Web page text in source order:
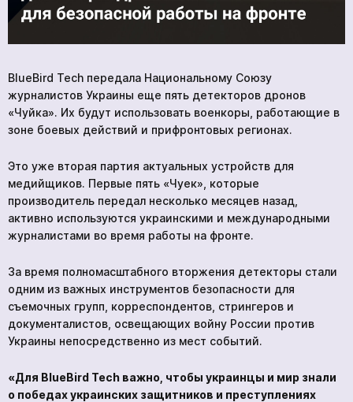
Академия
BlueBird Tech передала Национальному Союзу
журналистов Украины еще пять детекторов дронов
«Чуйка». Их будут использовать военкоры, работающие в
зоне боевых действий и прифронтовых регионах.
Это уже вторая партия актуальных устройств для
медийщиков. Первые пять «Чуек», которые
производитель передал несколько месяцев назад,
активно используются украинскими и международными
журналистами во время работы на фронте.
За время полномасштабного вторжения детекторы стали
одним из важных инструментов безопасности для
съемочных групп, корреспондентов, стрингеров и
документалистов, освещающих войну России против
Украины непосредственно из мест событий.
«Для BlueBird Tech важно, чтобы украинцы и мир знали
о победах украинских защитников и преступлениях